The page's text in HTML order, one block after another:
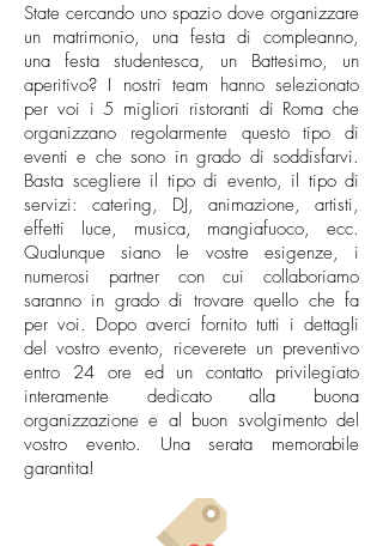
State cercando uno spazio dove organizzare
un matrimonio, una festa di compleanno,
una festa studentesca, un Battesimo, un
aperitivo? I nostri team hanno selezionato
per voi i 5 migliori ristoranti di Roma che
organizzano regolarmente questo tipo di
eventi e che sono in grado di soddisfarvi.
Basta scegliere il tipo di evento, il tipo di
servizi: catering, DJ, animazione, artisti,
effetti luce, musica, mangiafuoco, ecc.
Qualunque siano le vostre esigenze, i
numerosi partner con cui collaboriamo
saranno in grado di trovare quello che fa
per voi. Dopo averci fornito tutti i dettagli
del vostro evento, riceverete un preventivo
entro 24 ore ed un contatto privilegiato
interamente dedicato alla buona
organizzazione e al buon svolgimento del
vostro evento. Una serata memorabile
garantita!